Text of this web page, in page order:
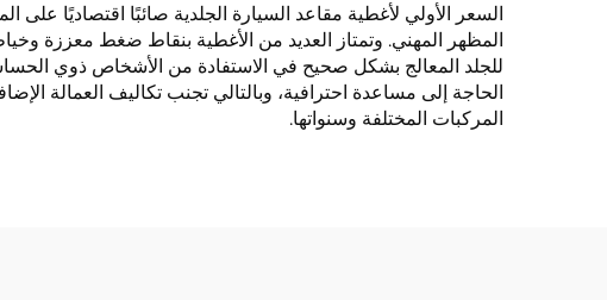
السعر الأولي لأغطية مقاعد السيارة الجلدية صائبًا اقتصاديًا
المظهر المهني. وتمتاز العديد من الأغطية بنقاط ضغط معززة
للجلد المعالج بشكل صحيح في الاستفادة من الأشخاص ذوي
الحاجة إلى مساعدة احترافية، وبالتالي تجنب تكاليف العمالة
المركبات المختلفة وسنواتها.